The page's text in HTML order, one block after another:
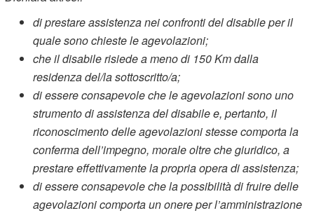
di prestare assistenza nei confronti del disabile per il
quale sono chieste le agevolazioni;
che il disabile risiede a meno di 150 Km dalla
residenza del/la sottoscritto/a;
di essere consapevole che le agevolazioni sono uno
strumento di assistenza del disabile e, pertanto, il
riconoscimento delle agevolazioni stesse comporta la
conferma dell’impegno, morale oltre che giuridico, a
prestare effettivamente la propria opera di assistenza;
di essere consapevole che la possibilità di fruire delle
agevolazioni comporta un onere per l’amministrazione